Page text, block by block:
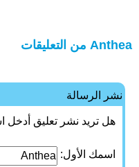
Anthea من التعليقات
نشر الرسالة
هل تريد نشر تعليق أدخل
اسمك الأول: